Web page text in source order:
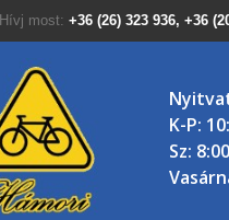
Hívj most: +36 (26) 323 936, +36
K-P:
Sz: